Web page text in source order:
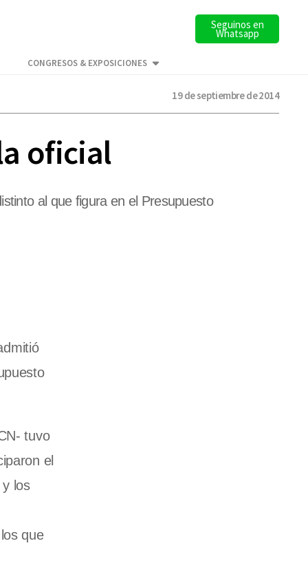
Seguinos en
Whatsapp
CONGRESOS & EXPOSICIONES
19 de septiembre de 2014
oficial
al que figura en el Presupuesto
tuvo
el
los
que